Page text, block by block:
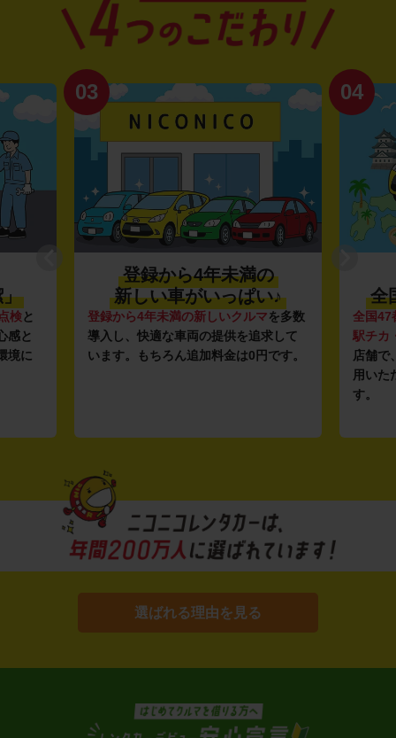
」
検と
感と
境に
03
登録から4年未満の
新しい車がいっぱい♪
登録から4年未満の新しいクルマを多数
導入し、快適な車両の提供を追求して
います。もちろん追加料金は0円です。
04
全
全国47
駅チカ
店舗で
用いた
す。
選ばれる理由を見る